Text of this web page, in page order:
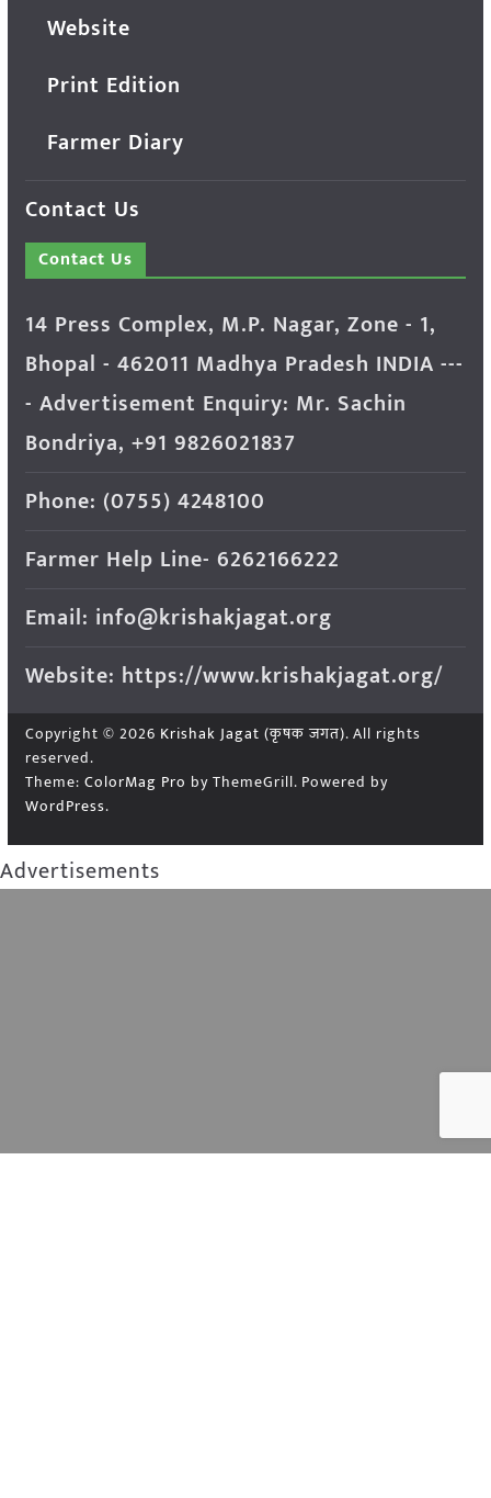
Website
Print Edition
Farmer Diary
Contact Us
Contact Us
14 Press Complex, M.P. Nagar, Zone - 1,
Bhopal - 462011 Madhya Pradesh INDIA ---
- Advertisement Enquiry: Mr. Sachin
Bondriya, +91 9826021837
Phone: (0755) 4248100
Farmer Help Line- 6262166222
Email: info@krishakjagat.org
Website: https://www.krishakjagat.org/
Copyright © 2026 Krishak Jagat (कृषक जगत). All rights
reserved.
Theme: ColorMag Pro by ThemeGrill. Powered by
WordPress.
Advertisements